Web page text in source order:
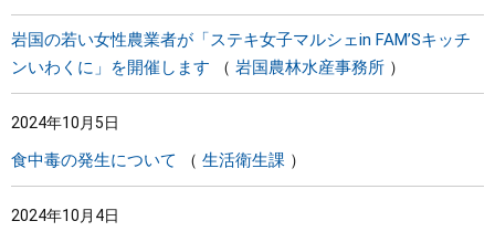
岩国の若い女性農業者が「ステキ女子マルシェin FAM’Sキッチ
ンいわくに」を開催します
岩国農林水産事務所
2024年10月5日
食中毒の発生について 生活衛生課
2024年10月4日